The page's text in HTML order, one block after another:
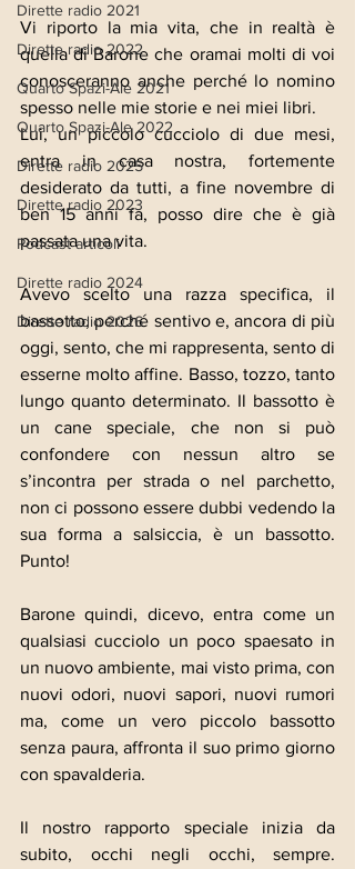
Dirette radio 2021
Dirette radio 2022
Quarto Spazi-Ale 2021
Quarto Spazi-Ale 2022
Dirette radio 2025
Dirette radio 2023
Podcast articoli
Dirette radio 2024
Dirette radio 2026
Vi riporto la mia vita, che in realtà è
quella di Barone che oramai molti di voi
conosceranno anche perché lo nomino
spesso nelle mie storie e nei miei libri.
Lui, un piccolo cucciolo di due mesi,
entra in casa nostra, fortemente
desiderato da tutti, a fine novembre di
ben 15 anni fa, posso dire che è già
passata una vita.
Avevo scelto una razza specifica, il
bassotto, perché sentivo e, ancora di più
oggi, sento, che mi rappresenta, sento di
esserne molto affine. Basso, tozzo, tanto
lungo quanto determinato. Il bassotto è
un cane speciale, che non si può
confondere con nessun altro se
s’incontra per strada o nel parchetto,
non ci possono essere dubbi vedendo la
sua forma a salsiccia, è un bassotto.
Punto!
Barone quindi, dicevo, entra come un
qualsiasi cucciolo un poco spaesato in
un nuovo ambiente, mai visto prima, con
nuovi odori, nuovi sapori, nuovi rumori
ma, come un vero piccolo bassotto
senza paura, affronta il suo primo giorno
con spavalderia.
Il nostro rapporto speciale inizia da
subito, occhi negli occhi, sempre.